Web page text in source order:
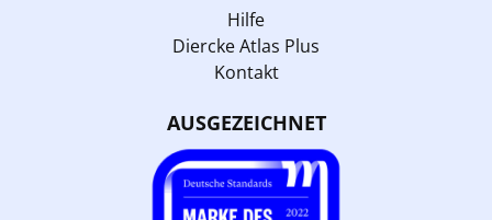
Hilfe
Diercke Atlas Plus
Kontakt
AUSGEZEICHNET